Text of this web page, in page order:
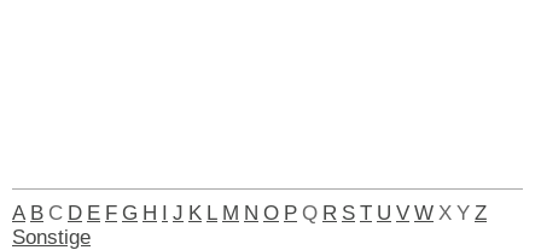
A B C D E F G H I J K L M N O P Q R S T U V W X Y Z
Sonstige